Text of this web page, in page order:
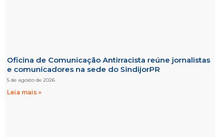
Oficina de Comunicação Antirracista reúne jornalistas
e comunicadores na sede do SindijorPR
5 de agosto de 2026
Leia mais »